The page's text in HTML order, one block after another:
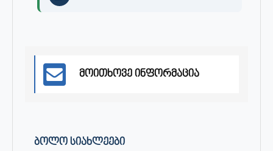
მოითხოვე ინფორმაცია
ᲑᲝᲚᲝ ᲡᲘᲐᲮᲚᲔᲔᲑᲘ